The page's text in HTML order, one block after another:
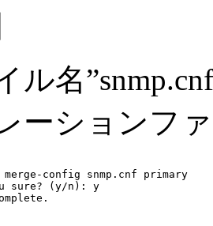
ル名
ーションフ
merge-config snmp.cnf primary
sure? (y/n): y